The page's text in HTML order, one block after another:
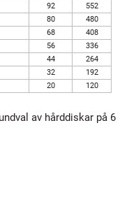
92
552
80
480
68
408
56
336
44
264
32
192
20 120
av hårddiskar på 6